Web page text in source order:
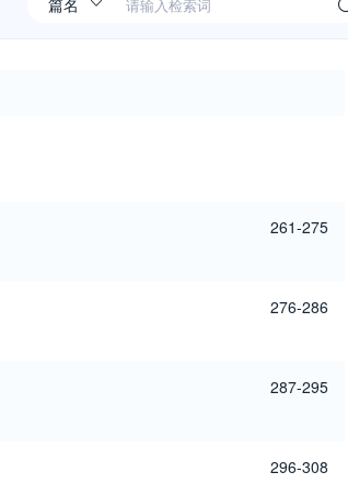
261-275
276-286
287-295
296-308